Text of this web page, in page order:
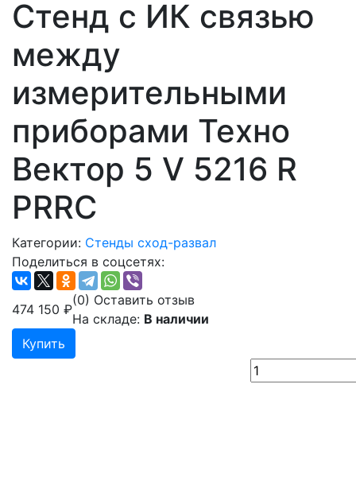
Стенд с ИК связью
между
измерительными
приборами Техно
Вектор 5 V 5216 R
PRRC
Категории: Стенды сход-развал
Поделиться в соцсетях:
474 150 ₽
(0) Оставить отзыв
На складе: В наличии
Купить